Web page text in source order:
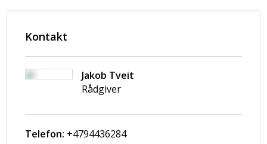
Kontakt
Jakob Tveit
Rådgiver
Telefon: +4794436284